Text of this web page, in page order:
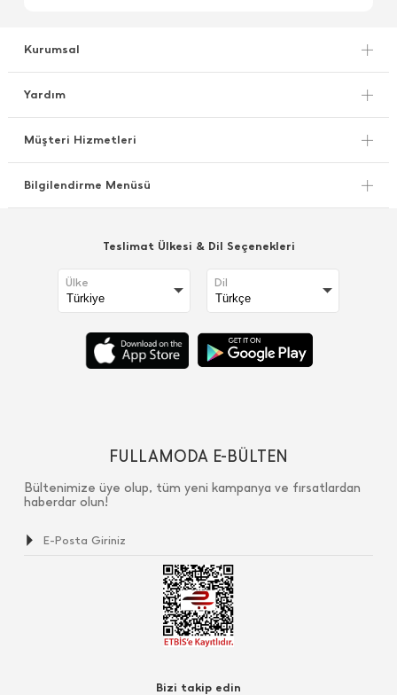
Kurumsal
Yardım
Müşteri Hizmetleri
Bilgilendirme Menüsü
Teslimat Ülkesi & Dil Seçenekleri
Ülke Dil
FULLAMODA E-BÜLTEN
Bültenimize üye olup, tüm yeni kampanya ve fırsatlardan
haberdar olun!
Bizi takip edin